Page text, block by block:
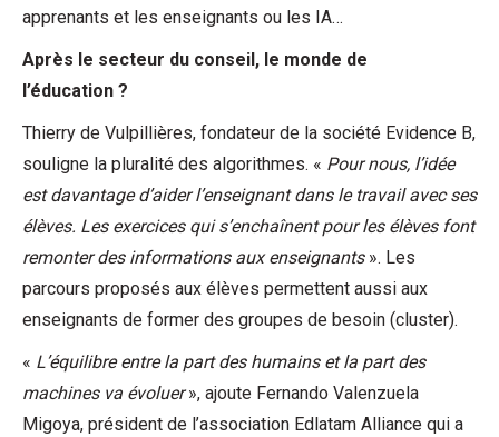
apprenants et les enseignants ou les IA…
Après le secteur du conseil, le monde de
l’éducation ?
Thierry de Vulpillières, fondateur de la société Evidence B,
souligne la pluralité des algorithmes. « Pour nous, l’idée
est davantage d’aider l’enseignant dans le travail avec ses
élèves. Les exercices qui s’enchaînent pour les élèves font
remonter des informations aux enseignants». Les
parcours proposés aux élèves permettent aussi aux
enseignants de former des groupes de besoin (cluster).
« L’équilibre entre la part des humains et la part des
machines va évoluer», ajoute Fernando Valenzuela
Migoya, président de l’association Edlatam Alliance qui a